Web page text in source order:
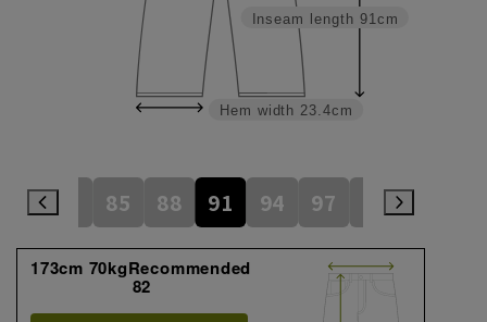
Inseam length 91cm
Hem width 23.4cm
82 85 88 91 94 97 100
173cm 70kgRecommended
82